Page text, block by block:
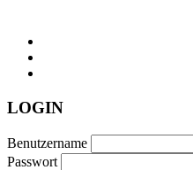
LOGIN
Benutzername
Passwort